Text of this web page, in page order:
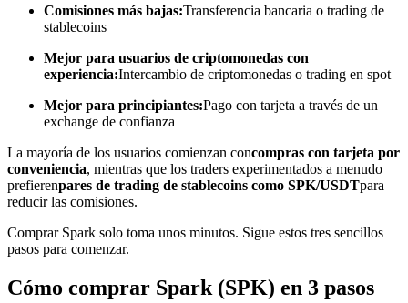
Información
Análisis de big data que incluye información comercial, etc.
Comisiones más bajas:Transferencia bancaria o trading de
stablecoins
Mejor para usuarios de criptomonedas con
experiencia:Intercambio de criptomonedas o trading en spot
Mejor para principiantes:Pago con tarjeta a través de un
exchange de confianza
La mayoría de los usuarios comienzan concompras con tarjeta por
conveniencia, mientras que los traders experimentados a menudo
prefierenpares de trading de stablecoins como SPK/USDTpara
reducir las comisiones.
Comprar Spark solo toma unos minutos. Sigue estos tres sencillos
pasos para comenzar.
Cómo comprar Spark (SPK) en 3 pasos